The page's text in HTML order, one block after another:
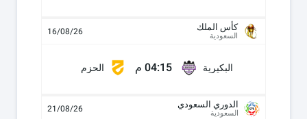
كأس الملك
السعودية 16/08/26
البكيرية 04:15 م الحزم
الدوري السعودي
السعودية 21/08/26